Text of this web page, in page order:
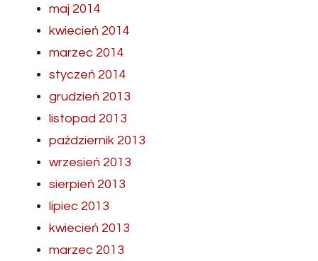
maj 2014
kwiecień 2014
marzec 2014
styczeń 2014
grudzień 2013
listopad 2013
październik 2013
wrzesień 2013
sierpień 2013
lipiec 2013
kwiecień 2013
marzec 2013